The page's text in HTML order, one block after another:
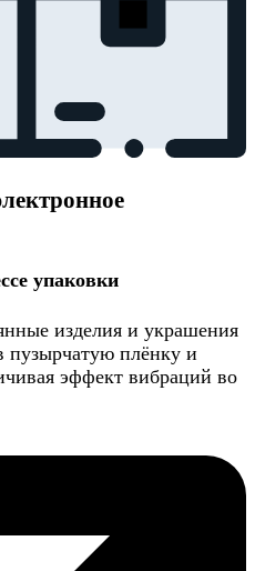
упаковки
изделия и украшения
пузырчатую плёнку и
эффект вибраций во